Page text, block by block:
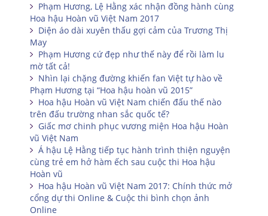
Phạm Hương, Lệ Hằng xác nhận đồng hành cùng
Hoa hậu Hoàn vũ Việt Nam 2017
Diện áo dài xuyên thấu gợi cảm của Trương Thị
May
Phạm Hương cứ đẹp như thế này để rồi làm lu
mờ tất cả!
Nhìn lại chặng đường khiến fan Việt tự hào về
Phạm Hương tại “Hoa hậu hoàn vũ 2015”
Hoa hậu Hoàn vũ Việt Nam chiến đấu thế nào
trên đấu trường nhan sắc quốc tế?
Giấc mơ chinh phục vương miện Hoa hậu Hoàn
vũ Việt Nam
Á hậu Lệ Hằng tiếp tục hành trình thiện nguyện
cùng trẻ em hở hàm ếch sau cuộc thi Hoa hậu
Hoàn vũ
Hoa hậu Hoàn vũ Việt Nam 2017: Chính thức mở
cổng dự thi Online & Cuộc thi bình chọn ảnh
Online